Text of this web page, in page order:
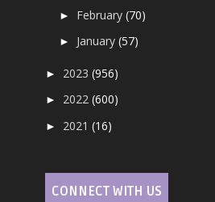
► February(70)
► January(57)
► 2023(956)
► 2022(600)
► 2021(16)
CONNECT WITH US